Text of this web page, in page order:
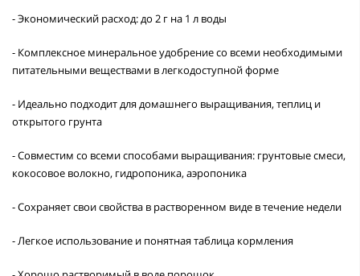
- Экономический расход: до 2 г на 1 л воды
- Комплексное минеральное удобрение со всеми необходимыми
питательными веществами в легкодоступной форме
- Идеально подходит для домашнего выращивания, теплиц и
открытого грунта
- Совместим со всеми способами выращивания: грунтовые смеси,
кокосовое волокно, гидропоника, аэропоника
- Сохраняет свои свойства в растворенном виде в течение недели
- Легкое использование и понятная таблица кормления